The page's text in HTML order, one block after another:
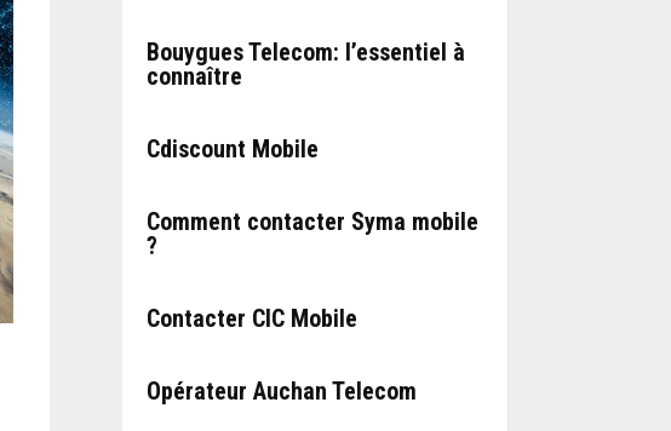
Bouygues Telecom: l’essentiel à
connaître
Cdiscount Mobile
Comment contacter Syma mobile
?
Contacter CIC Mobile
Opérateur Auchan Telecom